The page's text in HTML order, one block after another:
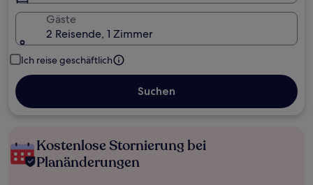
Gäste
2 Reisende, 1 Zimmer
Ich reise geschäftlich
Suchen
Kostenlose Stornierung bei
Planänderungen